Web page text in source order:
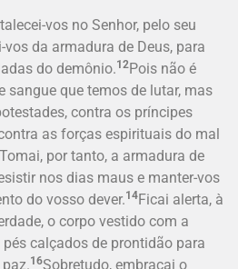
vos no Senhor, pelo seu
vos da armadura de Deus, para
do demônio.12 Pois não é
sangue que temos de lutar, mas
contra os príncipes
as forças espirituais do mal
Tomai, por tanto, a armadura de
nos dias maus e manter-vos
do vosso dever.14 Ficai alerta, à
o corpo vestido com a
pés calçados de prontidão para
16Sobretudo, embraçai o